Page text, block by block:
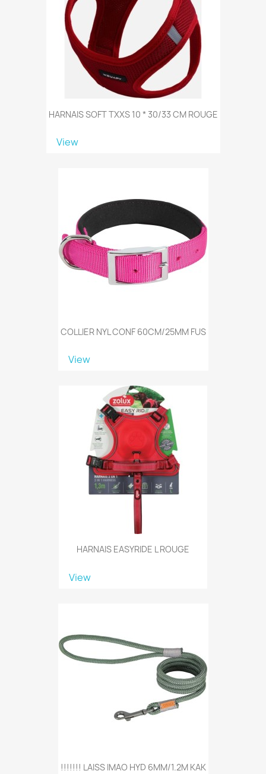
HARNAIS SOFT TXXS 10 * 30/33 CM ROUGE
View
COLLIER NYL CONF 60CM/25MM FUS
View
HARNAIS EASYRIDE L ROUGE
View
!!!!!!! LAISS IMAO HYD 6MM/1.2M KAK